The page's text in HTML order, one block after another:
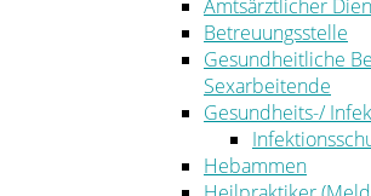
Amtsärztlicher
Betreuungsstelle
Gesundheitliche
Sexarbeitende
Gesundheits-/
Hebammen